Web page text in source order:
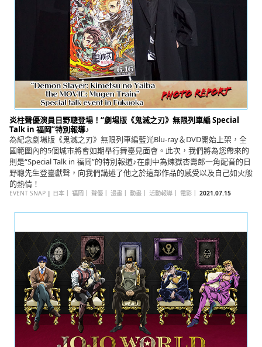
ภาษาไทย
tiéng Viêt
Bahasa Indonesia
炎柱聲優演員日野聰登場！“劇場版《鬼滅之刃》無限列車編 Special
Talk in 福岡”特別報導♪
為紀念劇場版《鬼滅之刃》無限列車編藍光Blu-ray＆DVD開始上架，全
國範圍內的5個城市將會如期舉行舞臺見面會。此次，我們將為您帶來的
則是“Special Talk in 福岡”的特別報道♪在劇中為煉獄杏壽郎一角配音的日
野聰先生登臺獻聲，向我們講述了他之於這部作品的感受以及自己如火般
的熱情！
EVENT SNAP| 日本｜ 福岡｜ 聲優｜ 漫畫｜ 動畫｜ 活動報導｜ 電影｜ 2021.07.15